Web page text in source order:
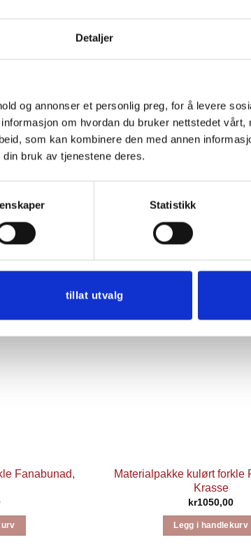
Detaljer
og annonser et personlig preg, for å levere
om hvordan du bruker nettstedet vårt,
som kan kombinere den med annen
bruk av tjenestene deres.
Statistikk
tillat utvalg
kr
Legg i handlekurv
Fanabunad,
Materialpakke kulørt forkle
Krasse
kr1050,00
Legg i handlekurv